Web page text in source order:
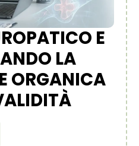
E
LA
ORGANICA